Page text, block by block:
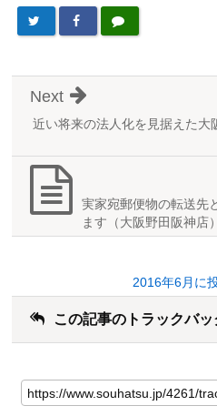
近い将来の法人化を見据えた大
Next
実家宛郵便物の転送先
ます（大阪野田阪神店）
2016年6月に
この記事のトラックバ